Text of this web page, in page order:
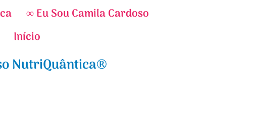
∞ Eu Sou Camila Cardoso
Início
NutriQuântica®